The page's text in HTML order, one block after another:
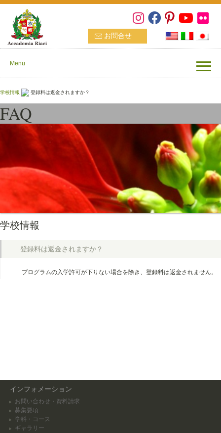
お問合せ
Menu
学校情報 登録料は返金されますか？
FAQ
学校情報
登録料は返金されますか？
プログラムの入学許可が下りない場合を除き、登録料は返金されません。
インフォメーション
お問い合わせ・資料請求
募集要項
学科・コース
ギャラリー